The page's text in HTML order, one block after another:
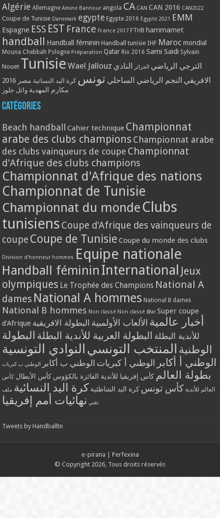
Algérie Allemagne Amine Bannour angola CA CAN CAN 2016 CAN2022
Coupe de Tunisie Danemark egypte Egypte 2016 Egypte 2021 EMM
Espagne ESS EST France France 2017 FTHB hammamet
handball Handball féminin Handball tunisie IHF Maroc mondial
Mouna Chebbah Pologne Préparation Qatar Rio 2016 Sami Saidi Sylvain
Nouet Tunisie Wael Jallouz الترجي الرياضي الجزائر النادي
الافريقي النجم الرياضي الساحلي تونس كرة اليد النسائية مصر 2016
مكارم المهدية وائل جلوز
Catégories
Beach handball Cahier technique Championnat
arabe des clubs champions Championnat arabe
des clubs vainqueurs de coupe Championnat
d'Afrique des clubs champions
Championnat d'Afrique des nations
Championnat de Tunisie
Championnat du monde Clubs
tunisiens Coupe d'Afrique des vainqueurs de
coupe Coupe de Tunisie Coupe du monde des clubs
Division d'honneur hommes Equipe nationale
Handball féminin International Jeux
olympiques Le Trophée des Champions National A
dames National A hommes National B dames
National B hommes Non classé Non classé @ar Super coupe
d'Afrique
أخبار عالمية الألعاب الأولمبية البطولة الافريقية
للأندية البطلة البطولة العربية للأندية البطلة البطولة
الوطنية المنتخب التونسي النوادي التونسية
الوطني أ أكابر الوطني أ كبريات الوطني ب أكابر الوطني ب كبريات
بطولة العالم كأس إفريقيا للأندية الفائزة بالكؤوس كأس الأبطال كأس
العالم للأندية كأس تونس كرة اليد الشاطئية كرة اليد النسائية ملف
تقني نهائيات أمم إفريقيا
Tweets by Handballtn
e-pirana
Perfexina
© Copyright 2026, Tous droits réservés